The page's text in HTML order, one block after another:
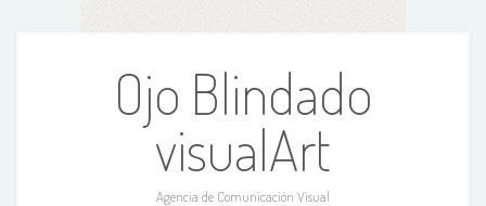
Ojo Blindado
visualArt
Agencia de Comunicación Visual